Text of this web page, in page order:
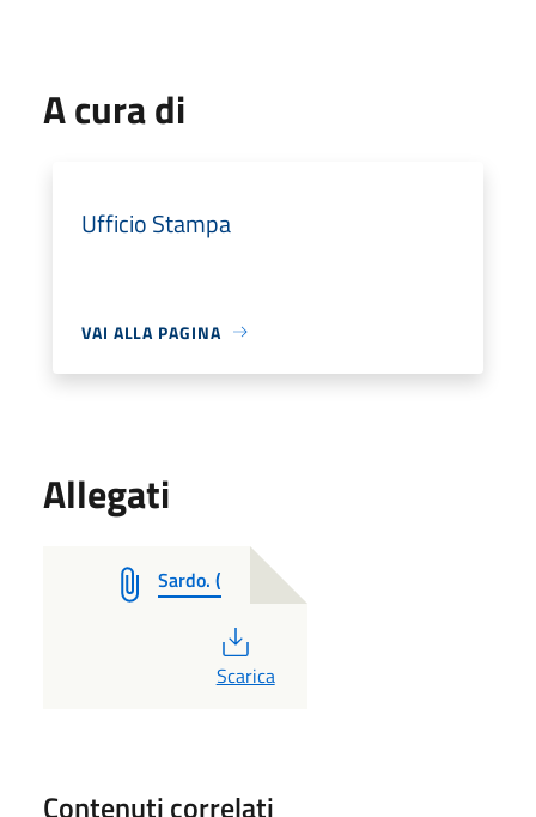
A cura di
Ufficio Stampa
VAI ALLA PAGINA
Allegati
Sardo. (
PDF
Scarica
Contenuti correlati